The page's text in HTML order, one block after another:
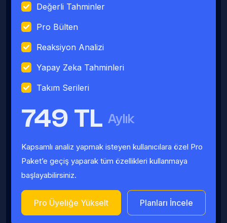
Değerli Tahminler
Pro Bülten
Reaksiyon Analizi
Yapay Zeka Tahminleri
Takım Serileri
749 TL Aylık
Kapsamlı analiz yapmak isteyen kullanıcılara özel Pro
Paket’e geçiş yaparak tüm özellikleri kullanmaya
başlayabilirsiniz.
Pro Üyeliğe Yükselt Planları İncele